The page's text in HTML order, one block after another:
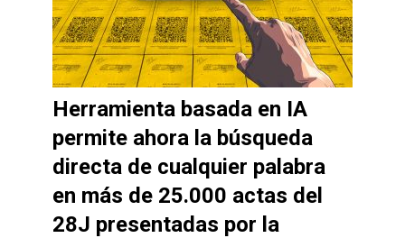
Herramienta basada en IA
permite ahora la búsqueda
directa de cualquier palabra
en más de 25.000 actas del
28J presentadas por la